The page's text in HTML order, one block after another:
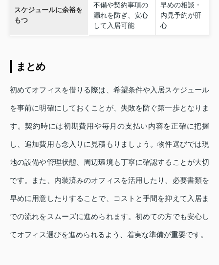
スケジュールに余裕を
もつ
不備や契約事項の
漏れを防ぎ、安心
して入居可能
早めの相談・
内見予約が肝
心
まとめ
初めてオフィスを借りる際は、希望条件や入居スケジュール
を事前に明確にしておくことが、失敗を防ぐ第一歩となりま
す。契約時には初期費用や毎月の支払い内容を正確に把握
し、追加費用も念入りに見積もりましょう。物件選びでは現
地の設備や管理状態、周辺環境も丁寧に確認することが大切
です。また、内装済みのオフィスを活用したり、必要書類を
早めに用意したりすることで、コストと手間を抑えて入居ま
での流れをスムーズに進められます。初めての方でも安心し
てオフィス選びを進められるよう、着実な準備が重要です。